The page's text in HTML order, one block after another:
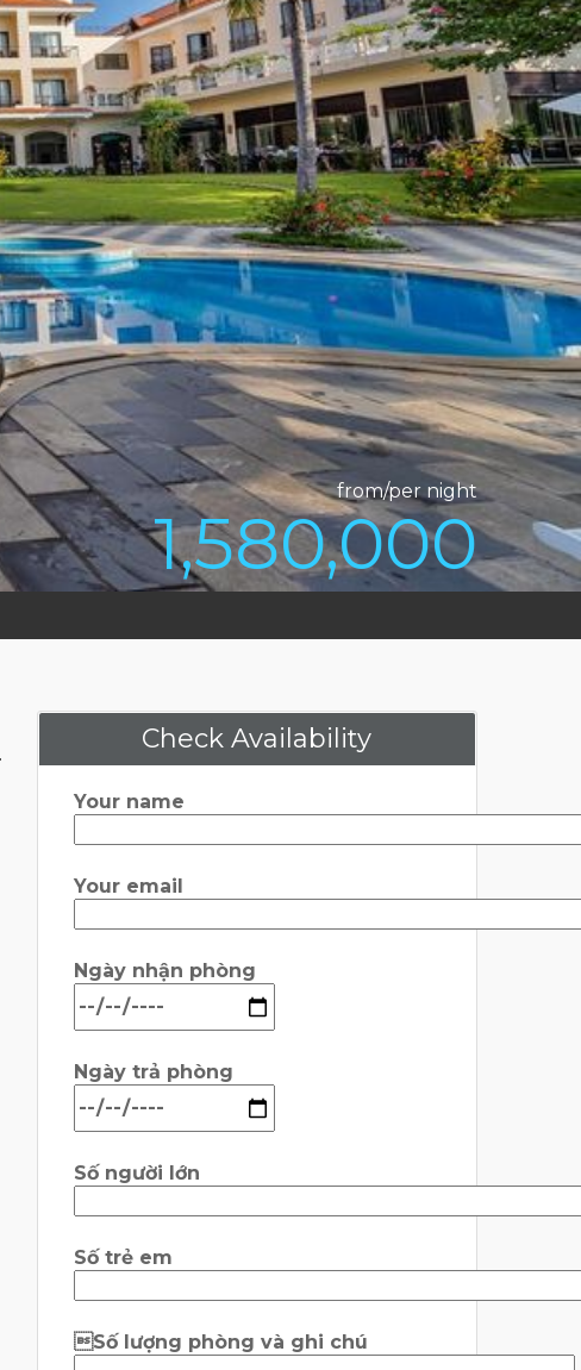
from/per night
1,580,000
Check Availability
Your name
Your email
Ngày nhận phòng
Ngày trả phòng
Số người lớn
Số trẻ em
Số lượng phòng và ghi chú